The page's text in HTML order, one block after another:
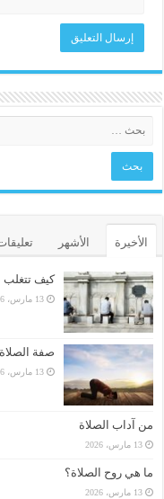
الأخيرة الأشهر
كيف
13 مارس، 2026
صفة
13 مارس، 2026
من آداب الصلاة
13 مارس، 2026
ما هي روح الصلاة؟
13 مارس، 2026